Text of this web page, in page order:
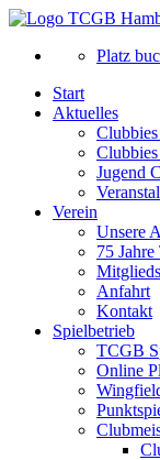
Platz
Start
Aktuelles
Jugend
Verein
Unsere
75
Anfahrt
Kontakt
Spielbetrieb
TCGB
Online